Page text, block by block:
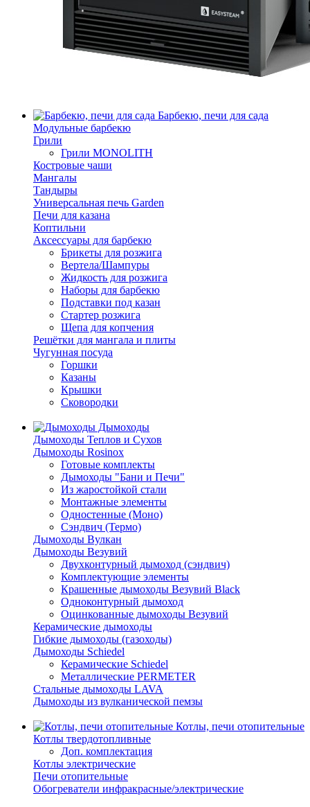
Барбекю, печи для сада
Модульные барбекю
Грили
Грили MONOLITH
Костровые чаши
Мангалы
Тандыры
Универсальная печь Garden
Печи для казана
Коптильни
Аксессуары для барбекю
Брикеты для розжига
Вертела/Шампуры
Жидкость для розжига
Наборы для барбекю
Подставки под казан
Стартер розжига
Щепа для копчения
Решётки для мангала и плиты
Чугунная посуда
Горшки
Казаны
Крышки
Сковородки
Дымоходы
Дымоходы Теплов и Сухов
Дымоходы Rosinox
Готовые комплекты
Дымоходы "Бани и Печи"
Из жаростойкой стали
Монтажные элементы
Одностенные (Моно)
Сэндвич (Термо)
Дымоходы Вулкан
Дымоходы Везувий
Двухконтурный дымоход (сэндвич)
Комплектующие элементы
Крашенные дымоходы Везувий Black
Одноконтурный дымоход
Оцинкованные дымоходы Везувий
Керамические дымоходы
Гибкие дымоходы (газоходы)
Дымоходы Schiedel
Керамические Schiedel
Металлические PERMETER
Стальные дымоходы LAVA
Дымоходы из вулканической пемзы
Котлы, печи отопительные
Котлы твердотопливные
Доп. комплектация
Котлы электрические
Печи отопительные
Обогреватели инфракрасные/электрические